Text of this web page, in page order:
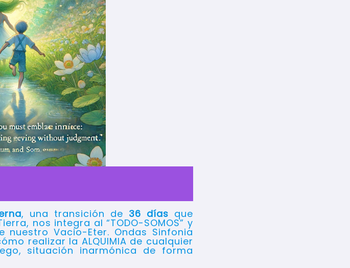
, una transición de 36 días que
nos integra al “TODO-SOMOS” y
Vacio-Eter. Ondas Sinfonia
realizar la ALQUIMIA de cualquier
situación inarmónica de forma